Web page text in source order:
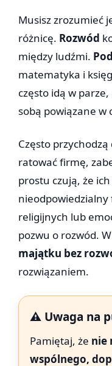
Musisz zrozumieć
różnicę. Rozwód
między ludźmi.
matematyka i
często idą w
sobą powiązane w
Często
ratować firmę,
prostu czują, że
religijnych lub
pozwu o rozwód.
majątku bez
rozwiązaniem.
⚠️ Uwaga na
Pamiętaj, że nie
wspólnego,